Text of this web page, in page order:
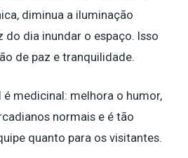
diminua a iluminação
do dia inundar o espaço. Isso
de paz e tranquilidade.
é medicinal: melhora o humor,
normais e é tão
quanto para os visitantes.